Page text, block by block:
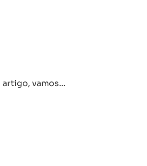
artigo, vamos…